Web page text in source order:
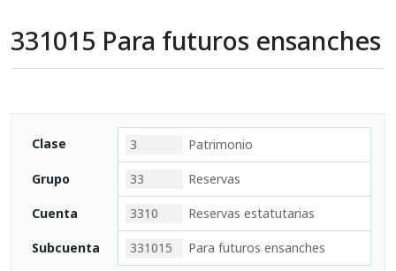
331015 Para futuros ensanches
Clase 3 Patrimonio
Grupo 33 Reservas
Cuenta 3310 Reservas estatutarias
Subcuenta 331015 Para futuros ensanches